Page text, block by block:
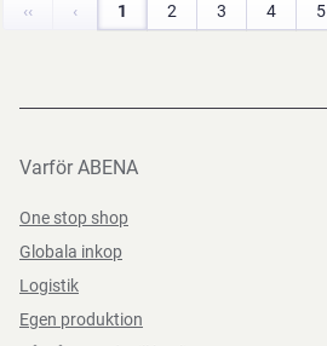
‹‹ ‹ 1 2 3 4 5
Varför ABENA
One stop shop
Globala inkop
Logistik
Egen produktion